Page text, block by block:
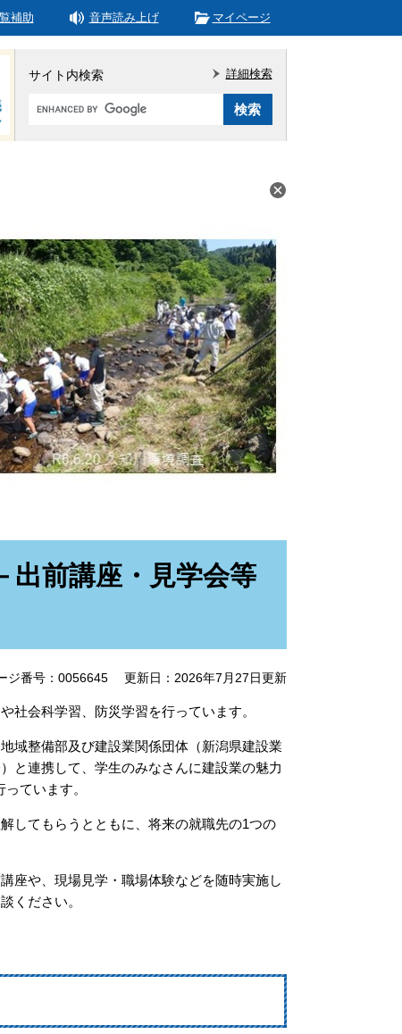
補助 音声読み上げ マイページ
サイト内検索
Google
詳細検索
出前講座・見学会等
ジ番号：0056645 更新日：2026年7月27日更新
会科学習、防災学習を行っています。
域整備部及び建設業関係団体（新潟県建設業
と連携して、学生のみなさんに建設業の魅力
ています。
してもらうとともに、将来の就職先の1つの
座や、現場見学・職場体験などを随時実施し
ください。